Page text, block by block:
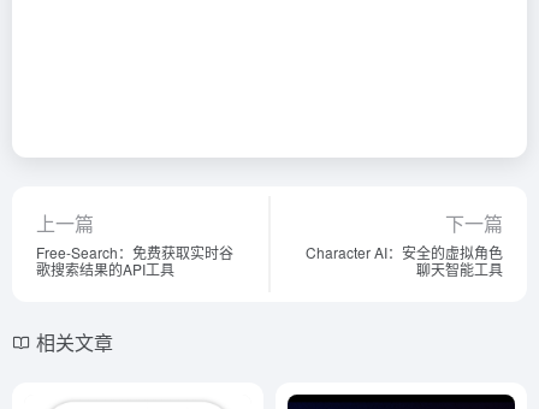
上一篇
Free-Search：免费获取实时谷
歌搜索结果的API工具
下一篇
Character AI：安全的虚拟角色
聊天智能工具
相关文章